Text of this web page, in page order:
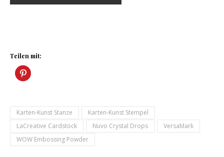
Teilen mit:
Karten-Kunst Stanze
Karten-Kunst Stempel
LaCreative Cardstock
Nuvo Crystal Drops
VersaMark
WOW Embossing Powder